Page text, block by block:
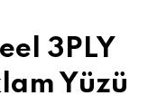
3PLY
Yüzü